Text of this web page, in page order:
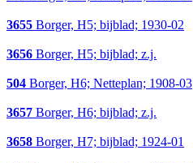
3655 Borger, H5; bijblad; 1930-02
3656 Borger, H5; bijblad; z.j.
504 Borger, H6; Netteplan; 1908-03
3657 Borger, H6; bijblad; z.j.
3658 Borger, H7; bijblad; 1924-01